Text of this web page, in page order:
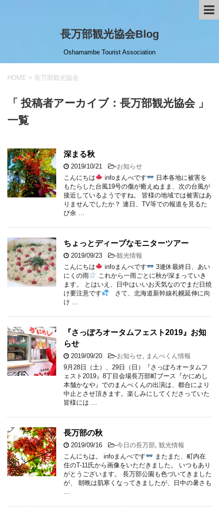
長万部観光協会Blog
Oshamambe Tourist Association
HOME > 長万部観光協会
「 投稿者アーカイブ：長万部観光協会 」
一覧
深まる秋
2019/10/21 -お知らせ
こんにちは
infoまんべです
日本各地に被害を
もたらした台風19号の傷が癒えぬまま、次の台風が
接近しているようですね。 皆様の地域では被害はあ
りませんでしたか？ 連日、TV等での報道を見るた
び余 …
ちょっとディープなモニターツアー
2019/09/23 -観光情報
こんにちは
infoまんべです
3連休最終日、あい
にくの雨
これから一雨ごとに秋が深まっていき
ます。 とはいえ、日中はいいお天気なのでまだ日焼
け要注意です
さて、北海道新幹線札幌延伸に向
け …
『さっぽろオータムフェスト2019』お知
らせ
2019/09/20 -お知らせ
まんべくん情報
9月28日（土）、29日（日）『さっぽろオータムフ
ェスト2019』8丁目会場長万部町ブース『かにめし
本舗かなや』でのまんべくんの出演は、都合により
中止とさせ頂きます。楽しみにしてくださっていた
皆様には …
長万部の秋
2019/09/16 -今日の長万部 観光情報
こんにちは。 infoまんべです
またまた、町内在
住のT-11氏から画像をいただきました。 いつもあり
がとうございます。 長万部公園も色づいてきました
が、 朝晩は肌寒くなってきましたが、日中の暑さも